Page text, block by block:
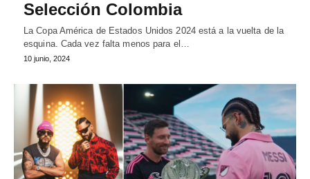
Selección Colombia
La Copa América de Estados Unidos 2024 está a la vuelta de la
esquina. Cada vez falta menos para el…
10 junio, 2024